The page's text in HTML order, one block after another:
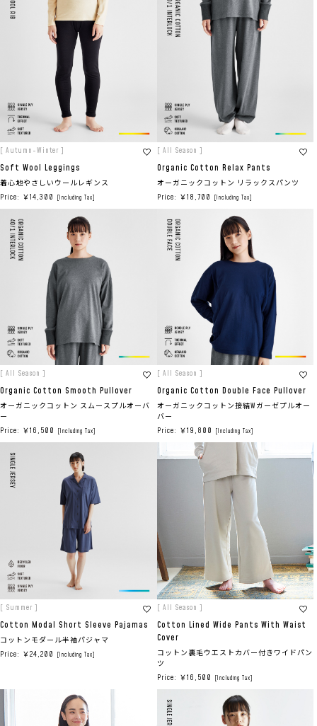
[ Autumn-Winter ]
Soft Wool Leggings
着心地やさしいウールレギンス
Price: ￥14,300
[Including Tax]
[ All Season ]
Organic Cotton Relax Pants
オーガニックコットン リラックスパンツ
Price: ￥18,700
[Including Tax]
[ All Season ]
Organic Cotton Smooth Pullover
オーガニックコットン スムースプルオーバ
ー
Price: ￥16,500
[Including Tax]
[ All Season ]
Organic Cotton Double Face Pullover
オーガニックコットン接結Wガーゼプルオー
バー
Price: ￥19,800
[Including Tax]
[ Summer ]
Cotton Modal Short Sleeve Pajamas
コットンモダール半袖パジャマ
Price: ￥24,200
[Including Tax]
[ All Season ]
Cotton Lined Wide Pants With Waist
Cover
コットン裏毛ウエストカバー付きワイドパン
ツ
Price: ￥16,500
[Including Tax]